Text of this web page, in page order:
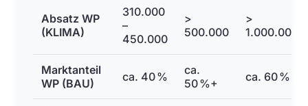
Absatz WP
(KLIMA)
310.000
–
450.000
>
500.000
>
1.000.000
Marktanteil
WP (BAU)
ca. 40 %
ca.
50 %+
ca. 60 %